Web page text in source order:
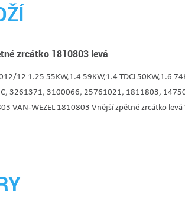
zrcátko 1810803 levá
12 1.25 55KW,1.4 59KW,1.4 TDCi 50KW,1.6
3261371, 3100066, 25761021, 1811803,
VAN-WEZEL 1810803 Vnější zpětné zrcátko levá